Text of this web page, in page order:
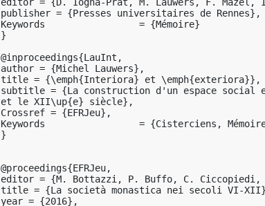
  \printfield{volumes}%
  \newunit\newblock
  \printfield{note}%
  \newunit\newblock
  \usebibmacro{publisher+location+date}%
  \newunit\newblock
  \usebibmacro{series+number}%
}
\newbibmacro{inbookwithcrossref}{%
	\clearfield{prenote}%
	\clearfield{postnote}%
	\cite{\thefield{crossref}}%
\DeclareBibliographyDriver{inbook}{%
  \usebibmacro{bibindex}%
  \usebibmacro{begentry}%
publisher = {Presses universitaires de Rennes},
Keywords                 = {Mémoire}
}
@inproceedings{LauInt,
author = {Michel Lauwers},
title = {\emph{Interiora} et \emph{exteriora}},
subtitle = {La construction d'un espace social
et le XII\up{e} siècle},
Crossref = {EFRJeu},
Keywords                 = {Cisterciens,
}
@proceedings{EFRJeu,
editor = {M. Bottazzi, P. Buffo, C.
title = {La società monastica nei secoli VI-
year = {2016},